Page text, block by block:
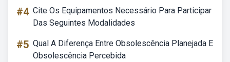
#4 Cite Os Equipamentos Necessário Para Participar
Das Seguintes Modalidades
#5 Qual A Diferença Entre Obsolescência Planejada E
Obsolescência Percebida